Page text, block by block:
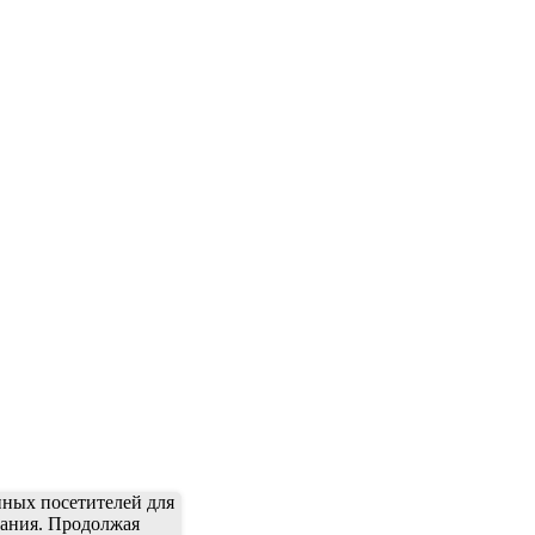
посетителей для
Продолжая